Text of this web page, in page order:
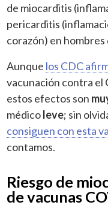
de miocarditis
pericarditis
corazón) en hombres
Aunque los CDC
vacunación contra el
estos efectos son
médicoleve; sin
consiguen con esta
contamos.
Riesgo de
de vacunas